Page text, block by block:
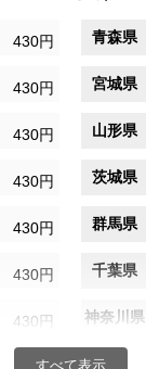
430円 青森県
430円 宮城県
430円 山形県
430円 茨城県
430円 群馬県
430円 千葉県
430円 神奈川県
富山県
すべて表示